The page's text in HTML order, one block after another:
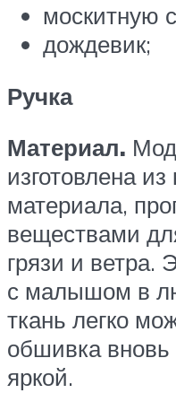
москитную
дождевик;
Ручка
Материал.
изготовлена из
материала,
веществами
грязи и ветра.
с малышом в
ткань легко
обшивка вновь
яркой.